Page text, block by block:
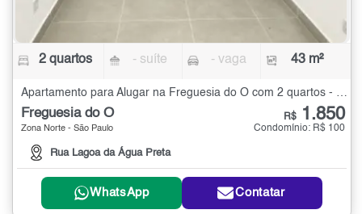
2 quartos - suíte - vaga 43 m²
Apartamento para Alugar na Freguesia do Ó com 2 quartos - 43 m²
Freguesia do Ó
Zona Norte - São Paulo
Rua Lagoa da Água Preta
R$ 1.850
Condomínio: R$ 100
WhatsApp Contatar